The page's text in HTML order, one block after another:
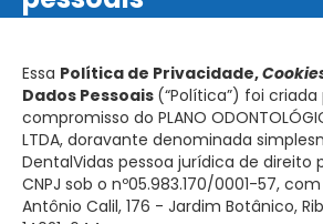
Essa Política de Privacidade,
Dados Pessoais (“Política”) foi
compromisso do PLANO
LTDA, doravante denominada
DentalVidas pessoa jurídica de direito
CNPJ sob o nº05.983.170/0001-57,
Antônio Calil, 176 - Jardim Botânico,